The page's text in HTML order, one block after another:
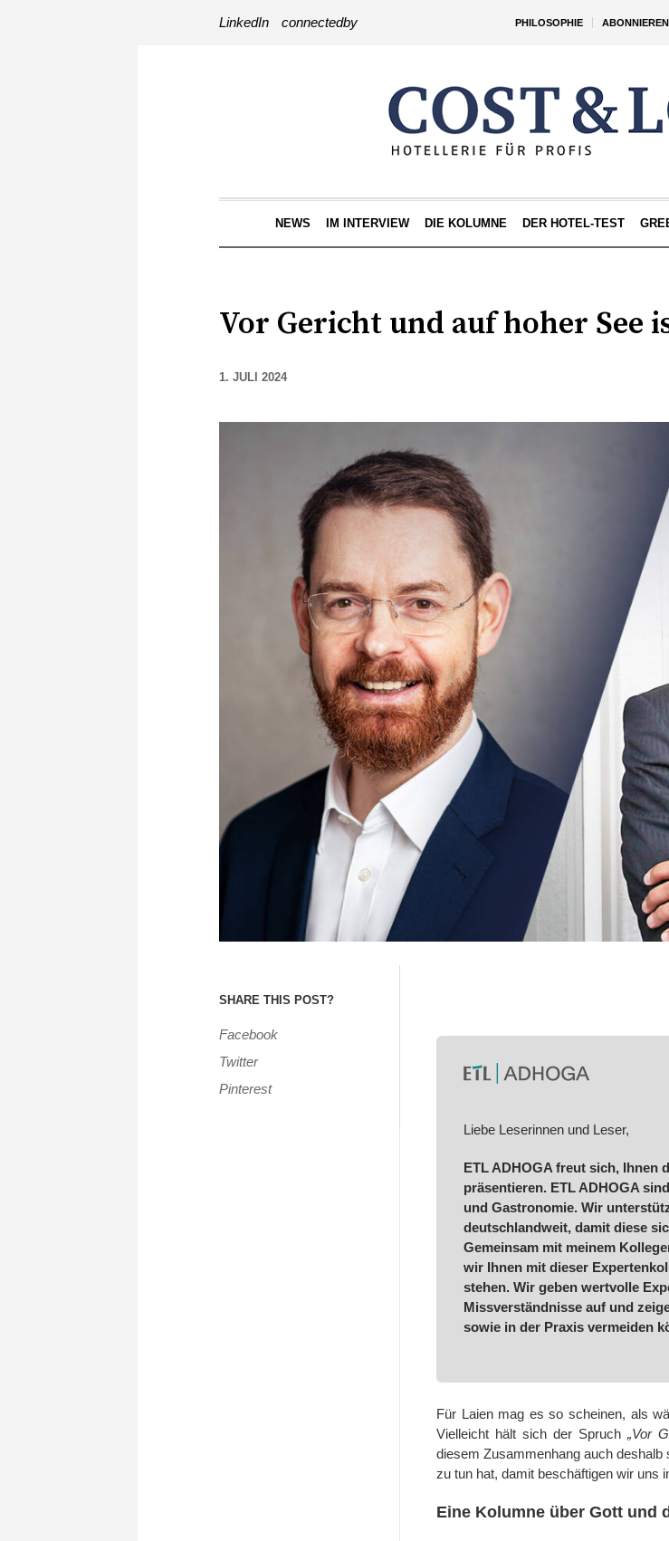
PHILOSOPHIE ABONNIEREN
LinkedIn connectedby
NEWS IM INTERVIEW DIE KOLUMNE DER HOTEL-TEST
Vor Gericht und auf hoher See
1. JULI 2024
SHARE THIS POST?
Facebook
Twitter
Pinterest
Liebe Leserinnen und Leser,
ETL ADHOGA freut sich, Ihnen
präsentieren. ETL ADHOGA
und Gastronomie. Wir
deutschlandweit, damit diese
Gemeinsam mit meinem
wir Ihnen mit dieser
stehen. Wir geben wertvolle
Missverständnisse auf und
sowie in der Praxis vermeiden
Für Laien mag es so scheinen, als
Vielleicht hält sich der Spruch „Vor
diesem Zusammenhang auch
zu tun hat, damit beschäftigen wir uns
Eine Kolumne über Gott und